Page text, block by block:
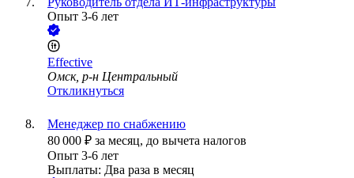
Опыт 3-6 лет
Effective
Омск, р-н Центральный
Откликнуться
Менеджер по снабжению
80 000 ₽ за месяц, до вычета налогов
Опыт 3-6 лет
Выплаты: Два раза в месяц